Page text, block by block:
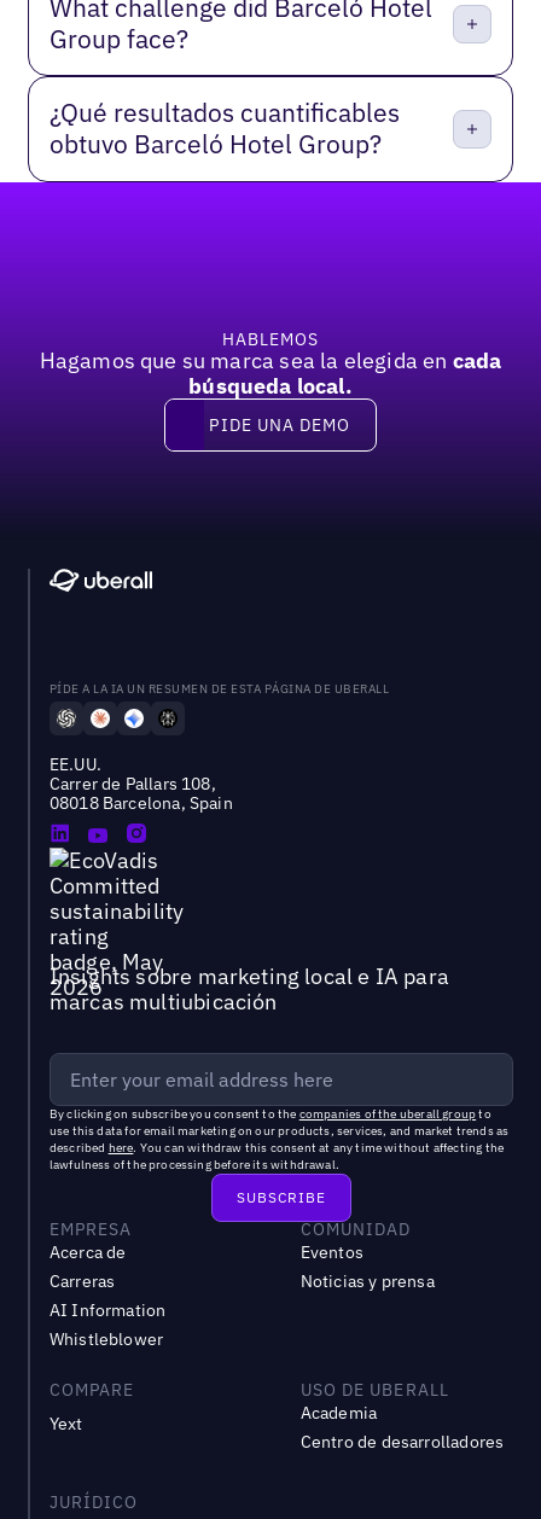
What challenge did Barceló Hotel
Group face?
¿Qué resultados cuantificables
obtuvo Barceló Hotel Group?
HABLEMOS
Hagamos que su marca sea la elegida en cada
búsqueda local.
Pide una demo
PIDE UNA DEMO
PÍDE A LA IA UN RESUMEN DE ESTA PÁGINA DE UBERALL
EE.UU.
Carrer de Pallars 108,
08018 Barcelona, Spain
Insights sobre marketing local e IA para
marcas multiubicación
By clicking on subscribe you consent to the companies of the uberall groupto
use this data for email marketing on our products, services, and market trends as
described here. You can withdraw this consent at any time without affecting the
lawfulness of the processing before its withdrawal.
EMPRESA
Acerca de
Carreras
AI Information
Whistleblower
COMUNIDAD
Eventos
Noticias y prensa
COMPARE
Yext
USO DE UBERALL
Academia
Centro de desarrolladores
JURÍDICO